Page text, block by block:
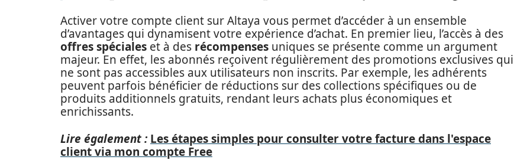
Activer votre compte client sur Altaya vous permet d’accéder à un ensemble
d’avantages qui dynamisent votre expérience d’achat. En premier lieu, l’accès à des
offres spéciales et à des récompenses uniques se présente comme un argument
majeur. En effet, les abonnés reçoivent régulièrement des promotions exclusives qui
ne sont pas accessibles aux utilisateurs non inscrits. Par exemple, les adhérents
peuvent parfois bénéficier de réductions sur des collections spécifiques ou de
produits additionnels gratuits, rendant leurs achats plus économiques et
enrichissants.
Lire également : Les étapes simples pour consulter votre facture dans l'espace
client via mon compte Free